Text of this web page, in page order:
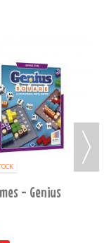
Tête - Are you